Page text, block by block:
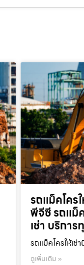
รถแม็คโคร
พีจีซี รถแม็
เช่า บริกา
รถแม็คโครให้เ
ดูเพิ่มเติม »